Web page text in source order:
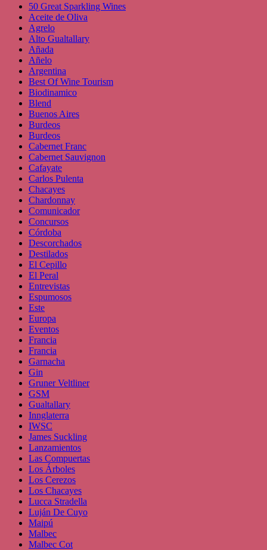
50 Great Sparkling Wines
Aceite de Oliva
Agrelo
Alto Gualtallary
Añada
Añelo
Argentina
Best Of Wine Tourism
Biodinamico
Blend
Buenos Aires
Burdeos
Burdeos
Cabernet Franc
Cabernet Sauvignon
Cafayate
Carlos Pulenta
Chacayes
Chardonnay
Comunicador
Concursos
Córdoba
Descorchados
Destilados
El Cepillo
El Peral
Entrevistas
Espumosos
Este
Europa
Eventos
Francia
Francia
Garnacha
Gin
Gruner Veltliner
GSM
Gualtallary
Innglaterra
IWSC
James Suckling
Lanzamientos
Las Compuertas
Los Árboles
Los Cerezos
Los Chacayes
Lucca Stradella
Luján De Cuyo
Maipú
Malbec
Malbec Cot